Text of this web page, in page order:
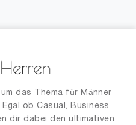
das Thema für Männer
ob Casual, Business
dir dabei den ultimativen